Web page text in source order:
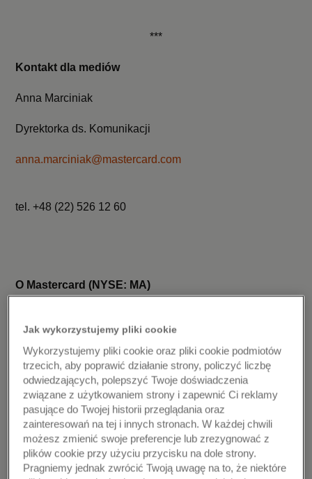
***
Kontakt dla mediów
Anna Marciniak
Dyrektorka ds. Komunikacji
anna.marciniak@mastercard.com
tel. +48 (22) 526 12 60
O Mastercard (NYSE: MA)
w obszarze płatności. Naszą misją jest włączanie i
wspieranie rozwoju cyfrowej gospodarki, która przynosi
korzyści wszystkim i wszędzie, oferując transakcje, które
są bezpieczne, proste, inteligentne oraz łatwo dostępne.
Dzięki bezpiecznemu wykorzystaniu danych,
możliwościom naszej sieci i partnerstwom oraz ciągłej
pasji, nasze innowacje i rozwiązania pomagają
konsumentom, instytucjom finansowym, sektorowi
publicznemu i przedsiębiorstwom, w pełni realizować
Jak wykorzystujemy pliki cookie
Wykorzystujemy pliki cookie oraz pliki cookie podmiotów
trzecich, aby poprawić działanie strony, policzyć liczbę
odwiedzających, polepszyć Twoje doświadczenia
związane z użytkowaniem strony i zapewnić Ci reklamy
pasujące do Twojej historii przeglądania oraz
zainteresowań na tej i innych stronach. W każdej chwili
możesz zmienić swoje preferencje lub zrezygnować z
plików cookie przy użyciu przycisku na dole strony.
Pragniemy jednak zwrócić Twoją uwagę na to, że niektóre